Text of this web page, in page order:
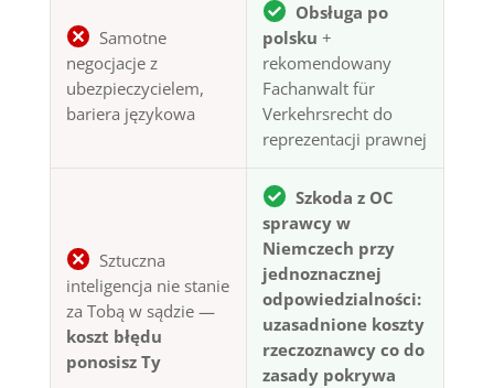
Samotne
negocjacje z
ubezpieczycielem,
bariera językowa
Obsługa po
polsku +
rekomendowany
Fachanwalt für
Verkehrsrecht do
reprezentacji prawnej
Sztuczna
inteligencja nie stanie
za Tobą w sądzie —
koszt błędu
ponosisz Ty
Szkoda z OC
sprawcy w
Niemczech przy
jednoznacznej
odpowiedzialności:
uzasadnione koszty
rzeczoznawcy co do
zasady pokrywa